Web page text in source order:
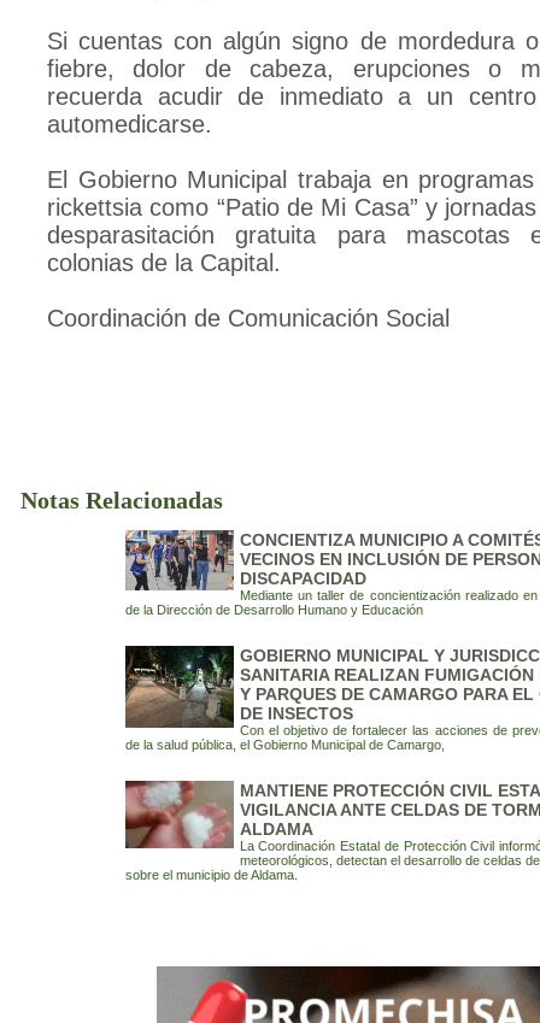
Si cuentas con algún signo de mordedura
fiebre, dolor de cabeza, erupciones o
recuerda acudir de inmediato a un
automedicarse.
El Gobierno Municipal trabaja en
rickettsia como “Patio de Mi Casa” y
desparasitación gratuita para mascotas
colonias de la Capital.
Coordinación de Comunicación Social
Notas Relacionadas
CONCIENTIZA MUNICIPIO A
VECINOS EN INCLUSIÓN DE
DISCAPACIDAD
Mediante un taller de concientización realizado
de la Dirección de Desarrollo Humano y Educación
GOBIERNO MUNICIPAL Y
SANITARIA REALIZAN FUMIGACIÓN
Y PARQUES DE CAMARGO PARA EL
DE INSECTOS
Con el objetivo de fortalecer las acciones de
de la salud pública, el Gobierno Municipal de Camargo,
MANTIENE PROTECCIÓN CIVIL
VIGILANCIA ANTE CELDAS DE
ALDAMA
La Coordinación Estatal de Protección Civil
meteorológicos, detectan el desarrollo de celdas
sobre el municipio de Aldama.